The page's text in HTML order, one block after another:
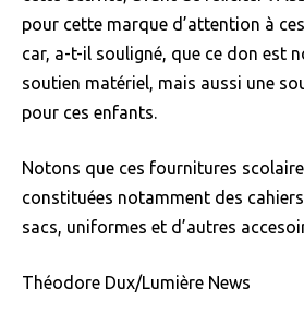
pour cette marque d’attention à
car, a-t-il souligné, que ce don est
soutien matériel, mais aussi une
pour ces enfants.
Notons que ces fournitures
constituées notamment des
sacs, uniformes et d’autres
Théodore Dux/Lumière News